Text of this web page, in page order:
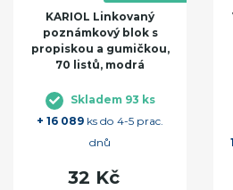
KARIOL Linkovaný
poznámkový blok s
propiskou a gumičkou,
70 listů, modrá
Skladem 93 ks
+ 16 089 ks do 4-5 prac.
dnů
32 Kč